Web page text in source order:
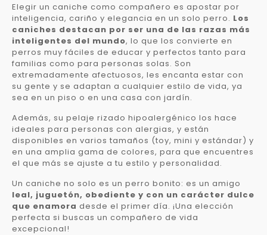
Elegir un caniche como compañero es apostar por
inteligencia, cariño y elegancia en un solo perro. Los
caniches destacan por ser una de las razas más
inteligentes del mundo, lo que los convierte en
perros muy fáciles de educar y perfectos tanto para
familias como para personas solas. Son
extremadamente afectuosos, les encanta estar con
su gente y se adaptan a cualquier estilo de vida, ya
sea en un piso o en una casa con jardín.
Además, su pelaje rizado hipoalergénico los hace
ideales para personas con alergias, y están
disponibles en varios tamaños (toy, mini y estándar) y
en una amplia gama de colores, para que encuentres
el que más se ajuste a tu estilo y personalidad.
Un caniche no solo es un perro bonito: es un amigo
leal, juguetón, obediente y con un carácter dulce
que enamora desde el primer día. ¡Una elección
perfecta si buscas un compañero de vida
excepcional!